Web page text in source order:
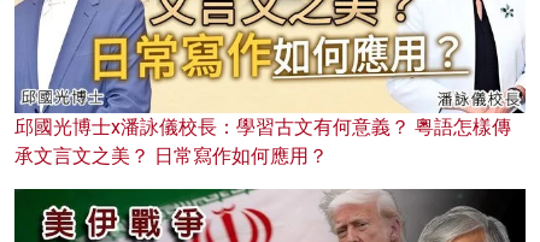
邱國光博士x潘詠儀校長：學習古文有何意義？ 粵語怎樣傳
承文言文之美？ 日常寫作如何應用？